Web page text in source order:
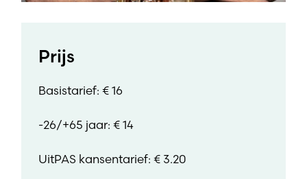
Prijs
Basistarief: € 16
-26/+65 jaar: € 14
UitPAS kansentarief: € 3.20